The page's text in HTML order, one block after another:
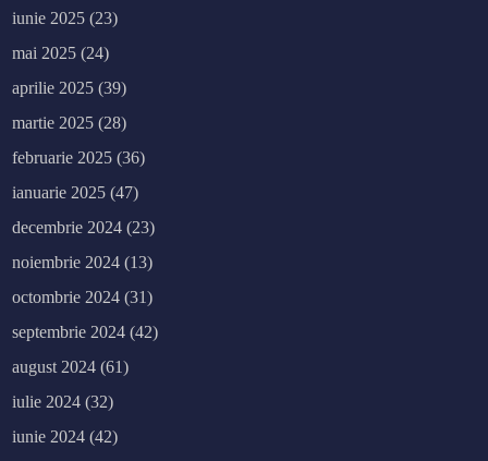
iunie 2025 (23)
mai 2025 (24)
aprilie 2025 (39)
martie 2025 (28)
februarie 2025 (36)
ianuarie 2025 (47)
decembrie 2024 (23)
noiembrie 2024 (13)
octombrie 2024 (31)
septembrie 2024 (42)
august 2024 (61)
iulie 2024 (32)
iunie 2024 (42)